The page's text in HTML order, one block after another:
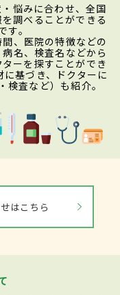
悩みに合わせ、全国
調べることができる
。
、医院の特徴などの
名、検査名などから
ーを探すことができ
基づき、ドクターに
査など）も紹介。
はこちら